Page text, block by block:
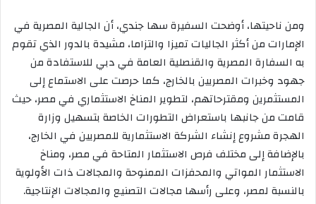
ومن ناحيتها، أوضحت السفيرة سها جندي، أن الجالية المصرية في
الإمارات من أكثر الجاليات تميزا والتزاما، مشيدة بالدور الذي تقوم
به السفارة المصرية والقنصلية العامة في دبي للاستفادة من
جهود وخبرات المصريين بالخارج، كما حرصت على الاستماع إلى
المستثمرين ومقترحاتهم، لتطوير المناخ الاستثماري في مصر، حيث
قامت من جانبها باستعراض التطورات الخاصة بتسهيل وزارة
الهجرة مشروع إنشاء الشركة الاستثمارية للمصريين في الخارج،
بالإضافة إلى مختلف فرص الاستثمار المتاحة في مصر، ومناخ
الاستثمار المواتي والمحفزات الممنوحة والمجالات ذات الأولوية
بالنسبة لمصر، وعلى رأسها مجالات التصنيع والمجالات الإنتاجية.